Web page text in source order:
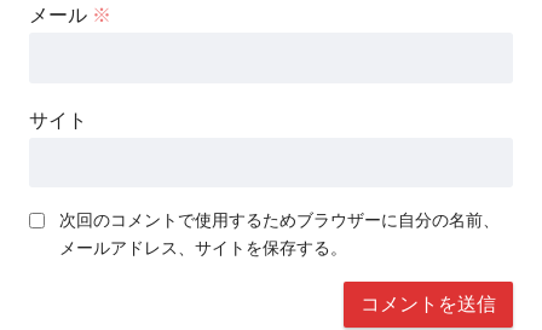
メール ※
サイト
次回のコメントで使用するためブラウザーに自分の名前、
メールアドレス、サイトを保存する。